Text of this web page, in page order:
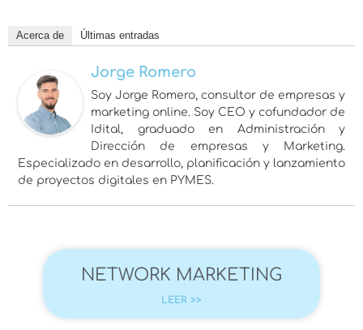
Acerca de Últimas entradas
Jorge Romero
Soy Jorge Romero, consultor de empresas y
marketing online. Soy CEO y cofundador de
Idital, graduado en Administración y
Dirección de empresas y Marketing.
Especializado en desarrollo, planificación y lanzamiento
de proyectos digitales en PYMES.
NETWORK MARKETING
LEER >>